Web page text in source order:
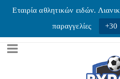
Εταιρία αθλητικών ειδών.
παραγγελίες
+30